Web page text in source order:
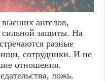
ангелов,
сильной защиты. На
разные
сотрудники. И не
отношения.
ложь.